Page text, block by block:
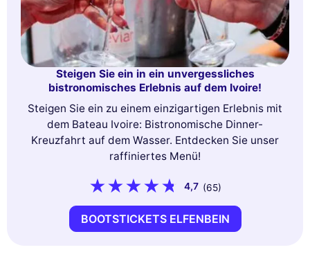
Steigen Sie ein in ein unvergessliches
bistronomisches Erlebnis auf dem Ivoire!
Steigen Sie ein zu einem einzigartigen Erlebnis mit
dem Bateau Ivoire: Bistronomische Dinner-
Kreuzfahrt auf dem Wasser. Entdecken Sie unser
raffiniertes Menü!
4,7 (65)
BOOTSTICKETS ELFENBEIN